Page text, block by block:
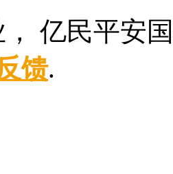
， 亿民平安
馈.